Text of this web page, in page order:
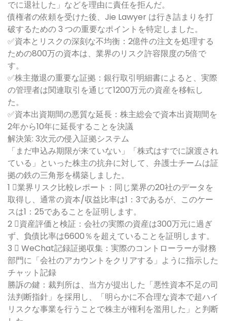
でに退社した」などを理由に責任を拒んだ。
債権者の依頼を受けた後、Jie Lawyer は行き詰まりを打
破するための 3 つの重要なポイントを特定しました。
✅資本とリスクの深刻な不均衡：2億件の注文を処理する
ための800万の資本は、業界のリスク許容限度の5倍で
す。
✅株主撤退の重要な証拠：銀行取引明細書によると、実際
の管理者は関連取引を通じて1200万元の資産を移転し
た。
✅資本出資期間の悪質な延長：株主総会で資本出資期間を
2年から10年に延長することを決議
解決策: 3次元の侵入証拠システム
「まだ申込み期限が来ていない」「株式はすでに譲渡され
ている」といった株主の抗弁に対して、弁護士チームは証
拠の鉄の三角形を構築しました。
1 ⃣業界リスク比較レポート：同じ業界の20社のデータを
取得し、通常の資本/収益比率は1：3であるが、このケー
スは1：25であることを証明します。
2 ⃣資産評価と検証：会社の実際の資産は300万元に過ぎ
ず、負債比率は6600％を超えていることを証明します。
3 ⃣ WeChat記録証拠収集：実際のコントローラーが財務
部門に「会社のアカウントをクリアする」ように指示した
チャット記録
勝訴の鍵：裁判所は、当方が提出した「悪性資本不足の司
法判断指針」を採用し、「明らかに不合理な資本で超ハイ
リスクな事業を行うことで株主が権利を濫用した」と判断